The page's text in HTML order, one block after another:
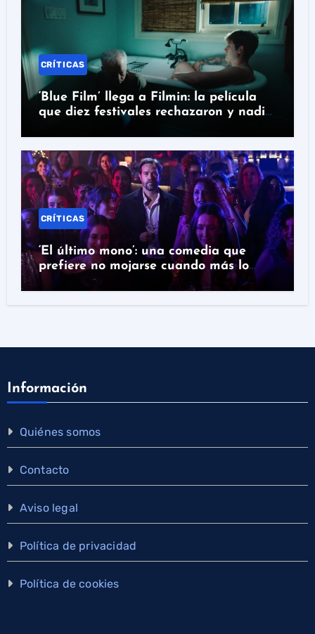
CRÍTICAS
‘Blue Film’ llega a Filmin: la película
que diez festivales rechazaron y nadie
CRÍTICAS
‘El último mono’: una comedia que
prefiere no mojarse cuando más lo
Información
Quiénes somos
Contacto
Aviso legal
Política de privacidad
Política de cookies